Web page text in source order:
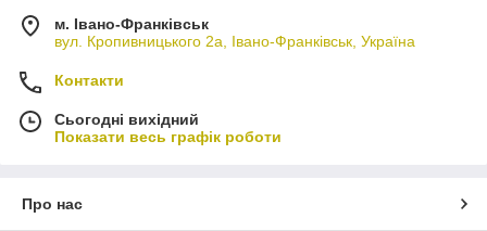
м. Івано-Франківськ
вул. Кропивницького 2а, Івано-Франківськ, Україна
Контакти
Сьогодні вихідний
Показати весь графік роботи
Про нас